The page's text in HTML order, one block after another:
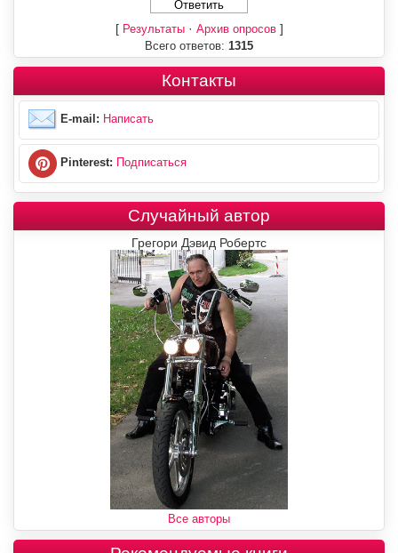
[ Результаты· Архив опросов]
Всего ответов: 1315
Контакты
E-mail: Написать
Pinterest: Подписаться
Случайный автор
Грегори Дэвид Робертс
Все авторы